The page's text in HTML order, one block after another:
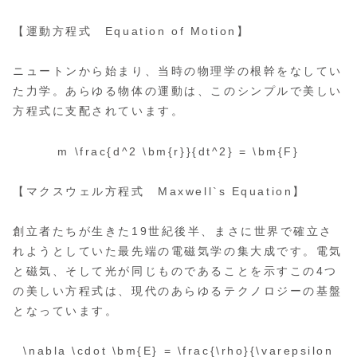
【運動方程式 Equation of Motion】
ニュートンから始まり、当時の物理学の根幹をなしてい
た力学。あらゆる物体の運動は、このシンプルで美しい
方程式に支配されています。
m \frac{d^2 \bm{r}}{dt^2} = \bm{F}
【マクスウェル方程式 Maxwell`s Equation】
創立者たちが生きた19世紀後半、まさに世界で確立さ
れようとしていた最先端の電磁気学の集大成です。電気
と磁気、そして光が同じものであることを示すこの4つ
の美しい方程式は、現代のあらゆるテクノロジーの基盤
となっています。
\nabla \cdot \bm{E} = \frac{\rho}{\varepsilon